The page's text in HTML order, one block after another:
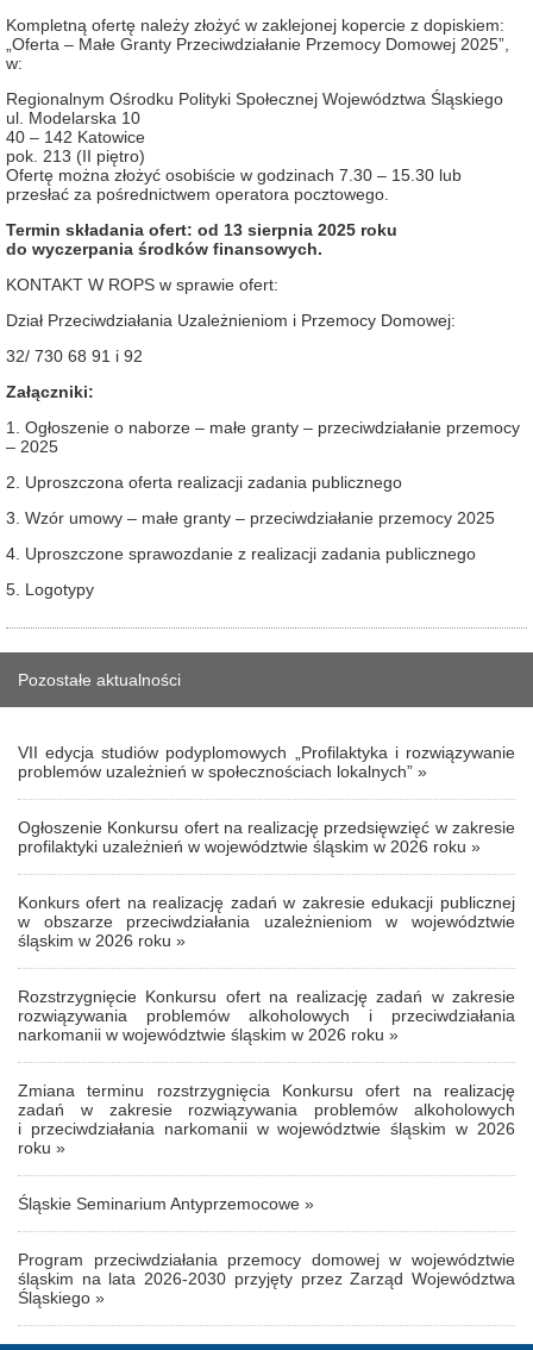
Kompletną ofertę należy złożyć w zaklejonej kopercie z dopiskiem:
„Oferta – Małe Granty Przeciwdziałanie Przemocy Domowej 2025”,
w:
Regionalnym Ośrodku Polityki Społecznej Województwa Śląskiego
ul. Modelarska 10
40 – 142 Katowice
pok. 213 (II piętro)
Ofertę można złożyć osobiście w godzinach 7.30 – 15.30 lub
przesłać za pośrednictwem operatora pocztowego.
Termin składania ofert: od 13 sierpnia 2025 roku
do wyczerpania środków finansowych.
KONTAKT W ROPS w sprawie ofert:
Dział Przeciwdziałania Uzależnieniom i Przemocy Domowej:
32/ 730 68 91 i 92
Załączniki:
1. Ogłoszenie o naborze – małe granty – przeciwdziałanie przemocy
– 2025
2. Uproszczona oferta realizacji zadania publicznego
3. Wzór umowy – małe granty – przeciwdziałanie przemocy 2025
4. Uproszczone sprawozdanie z realizacji zadania publicznego
5. Logotypy
Pozostałe aktualności
VII edycja studiów podyplomowych „Profilaktyka i rozwiązywanie
problemów uzależnień w społecznościach lokalnych” »
Ogłoszenie Konkursu ofert na realizację przedsięwzięć w zakresie
profilaktyki uzależnień w województwie śląskim w 2026 roku »
Konkurs ofert na realizację zadań w zakresie edukacji publicznej
w obszarze przeciwdziałania uzależnieniom w województwie
śląskim w 2026 roku »
Rozstrzygnięcie Konkursu ofert na realizację zadań w zakresie
rozwiązywania problemów alkoholowych i przeciwdziałania
narkomanii w województwie śląskim w 2026 roku »
Zmiana terminu rozstrzygnięcia Konkursu ofert na realizację
zadań w zakresie rozwiązywania problemów alkoholowych
i przeciwdziałania narkomanii w województwie śląskim w 2026
roku »
Śląskie Seminarium Antyprzemocowe »
Program przeciwdziałania przemocy domowej w województwie
śląskim na lata 2026-2030 przyjęty przez Zarząd Województwa
Śląskiego »